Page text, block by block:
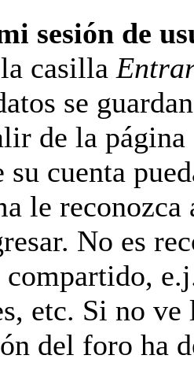
sesión de
casilla
se
de la
cuenta
le
No es
compartido,
etc. Si no
del foro ha